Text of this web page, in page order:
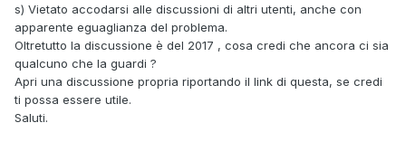
s) Vietato accodarsi alle discussioni di altri utenti, anche con
apparente eguaglianza del problema.
Oltretutto la discussione è del 2017 , cosa credi che ancora ci sia
qualcuno che la guardi ?
Apri una discussione propria riportando il link di questa, se credi
ti possa essere utile.
Saluti.